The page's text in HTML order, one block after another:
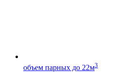
объем парных до 22м3